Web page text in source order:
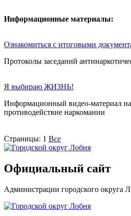
Информационные материалы:
Ознакомиться с итоговыми
Протоколы заседаний
Я выбираю ЖИЗНЬ!
Информационный видео-материал
противодействие наркомании
Страницы: 1 Все
Официальный сайт
Администрации городского округа